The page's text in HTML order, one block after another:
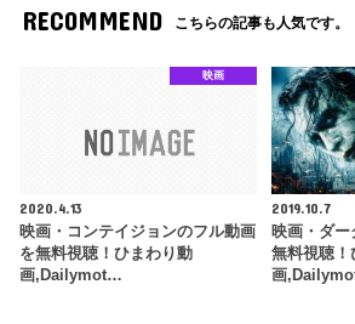
RECOMMEND こちらの記事も人気です。
映画
2020.4.13
映画・コンテイジョンのフル動画
を無料視聴！ひまわり動
画,Dailymot…
2019.10.7
映画・ダー
無料視聴！
画